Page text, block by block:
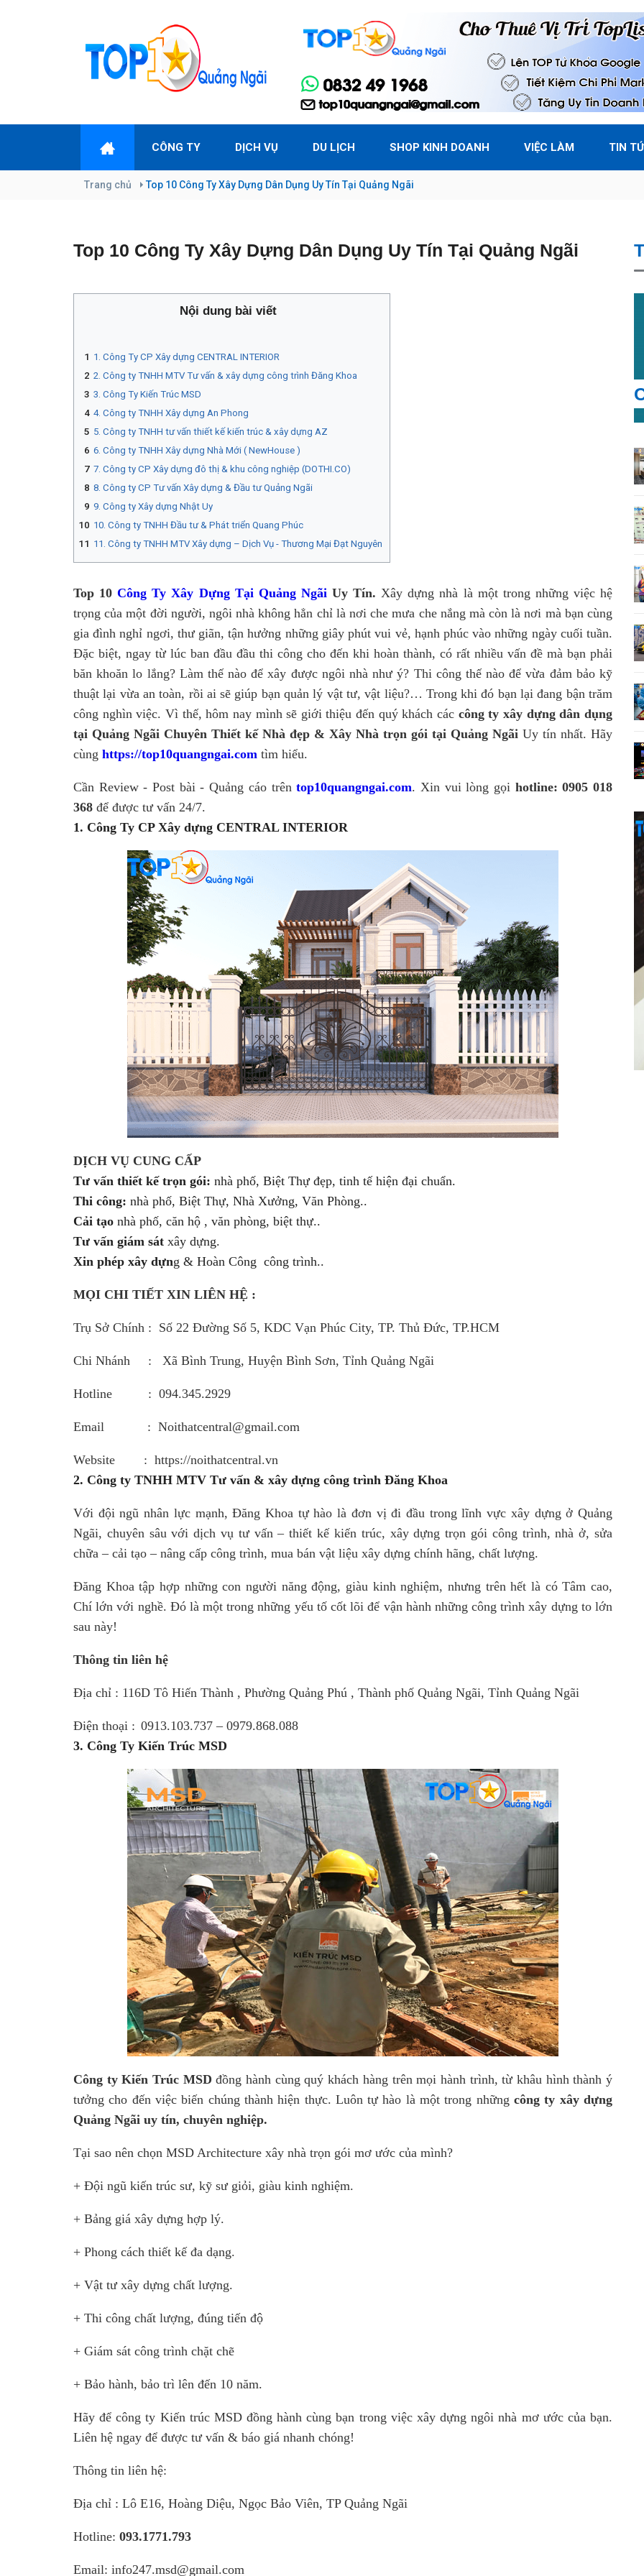
CÔNG TY DỊCH VỤ DU LỊCH SHOP KINH DOANH VIỆC LÀM TIN
Trang chủ Top 10 Công Ty Xây Dựng Dân Dụng Uy Tín Tại Quảng Ngãi
Top 10 Công Ty Xây Dựng Dân Dụng Uy Tín Tại Quảng Ngãi
Nội dung bài viết
1. Công Ty CP Xây dựng CENTRAL INTERIOR
2. Công ty TNHH MTV Tư vấn & xây dựng công trình Đăng Khoa
3. Công Ty Kiến Trúc MSD
4. Công ty TNHH Xây dựng An Phong
5. Công ty TNHH tư vấn thiết kế kiến trúc & xây dựng AZ
6. Công ty TNHH Xây dựng Nhà Mới ( NewHouse )
7. Công ty CP Xây dựng đô thị & khu công nghiệp (DOTHI.CO)
8. Công ty CP Tư vấn Xây dựng & Đầu tư Quảng Ngãi
9. Công ty Xây dựng Nhật Uy
10. Công ty TNHH Đầu tư & Phát triển Quang Phúc
11. Công ty TNHH MTV Xây dựng – Dịch Vụ - Thương Mại Đạt Nguyên
Top 10Công Ty Xây Dựng Tại Quảng NgãiUy Tín.Xây dựng nhà là một trong những việc hệ
trọng của một đời người, ngôi nhà không hẳn chỉ là nơi che mưa che nắng mà còn là nơi mà bạn cùng
gia đình nghỉ ngơi, thư giãn, tận hưởng những giây phút vui vẻ, hạnh phúc vào những ngày cuối tuần.
Đặc biệt, ngay từ lúc ban đầu đầu thi công cho đến khi hoàn thành, có rất nhiều vấn đề mà bạn phải
băn khoăn lo lắng? Làm thế nào để xây được ngôi nhà như ý? Thi công thế nào để vừa đảm bảo kỹ
thuật lại vừa an toàn, rồi ai sẽ giúp bạn quản lý vật tư, vật liệu?… Trong khi đó bạn lại đang bận trăm
công nghìn việc. Vì thế, hôm nay mình sẽ giới thiệu đến quý khách các công ty xây dựng dân dụng
tại Quảng Ngãi Chuyên Thiết kế Nhà đẹp & Xây Nhà trọn gói tại Quảng Ngãi Uy tín nhất. Hãy
cùng https://top10quangngai.com tìm hiểu.
Cần Review - Post bài - Quảng cáo trêntop10quangngai.com. Xin vui lòng gọi hotline: 0905 018
368 để được tư vấn 24/7.
1. Công Ty CP Xây dựng CENTRAL INTERIOR
DỊCH VỤ CUNG CẤP
Tư vấn thiết kế trọn gói: nhà phố, Biệt Thự đẹp, tinh tế hiện đại chuẩn.
Thi công: nhà phố, Biệt Thự, Nhà Xưởng, Văn Phòng..
Cải tạo nhà phố, căn hộ , văn phòng, biệt thự..
Tư vấn giám sát xây dựng.
Xin phép xây dựng & Hoàn Công công trình..
MỌI CHI TIẾT XIN LIÊN HỆ :
Trụ Sở Chính : Số 22 Đường Số 5, KDC Vạn Phúc City, TP. Thủ Đức, TP.HCM
Chi Nhánh : Xã Bình Trung, Huyện Bình Sơn, Tỉnh Quảng Ngãi
Hotline : 094.345.2929
Email : Noithatcentral@gmail.com
Website : https://noithatcentral.vn
2. Công ty TNHH MTV Tư vấn & xây dựng công trình Đăng Khoa
Với đội ngũ nhân lực mạnh, Đăng Khoa tự hào là đơn vị đi đầu trong lĩnh vực xây dựng ở Quảng
Ngãi, chuyên sâu với dịch vụ tư vấn – thiết kế kiến trúc, xây dựng trọn gói công trình, nhà ở, sửa
chữa – cải tạo – nâng cấp công trình, mua bán vật liệu xây dựng chính hãng, chất lượng.
Đăng Khoa tập hợp những con người năng động, giàu kinh nghiệm, nhưng trên hết là có Tâm cao,
Chí lớn với nghề. Đó là một trong những yếu tố cốt lõi để vận hành những công trình xây dựng to lớn
sau này!
Thông tin liên hệ
Địa chỉ : 116D Tô Hiến Thành , Phường Quảng Phú , Thành phố Quảng Ngãi, Tỉnh Quảng Ngãi
Điện thoại : 0913.103.737 – 0979.868.088
3. Công Ty Kiến Trúc MSD
Công ty Kiến Trúc MSD đồng hành cùng quý khách hàng trên mọi hành trình, từ khâu hình thành ý
tưởng cho đến việc biến chúng thành hiện thực. Luôn tự hào là một trong nhữngcông ty xây dựng
Quảng Ngãi uy tín, chuyên nghiệp.
Tại sao nên chọn MSD Architecture xây nhà trọn gói mơ ước của mình?
+ Đội ngũ kiến trúc sư, kỹ sư giỏi, giàu kinh nghiệm.
+ Bảng giá xây dựng hợp lý.
+ Phong cách thiết kế đa dạng.
+ Vật tư xây dựng chất lượng.
+ Thi công chất lượng, đúng tiến độ
+ Giám sát công trình chặt chẽ
+ Bảo hành, bảo trì lên đến 10 năm.
Hãy để công ty Kiến trúc MSD đồng hành cùng bạn trong việc xây dựng ngôi nhà mơ ước của bạn.
Liên hệ ngay để được tư vấn & báo giá nhanh chóng!
Thông tin liên hệ:
Địa chỉ : Lô E16, Hoàng Diệu, Ngọc Bảo Viên, TP Quảng Ngãi
Hotline: 093.1771.793
Email: info247.msd@gmail.com